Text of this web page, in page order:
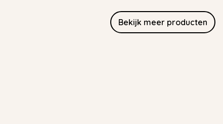
Bekijk meer producten